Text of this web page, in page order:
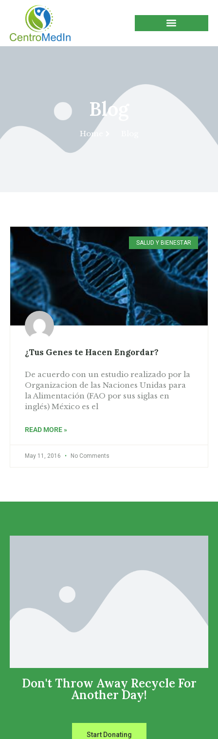
Blog
Home
SALUD Y BIENESTAR
¿Tus Genes te Hacen Engordar?
De acuerdo con un estudio realizado por la
Organizacion de las Naciones Unidas para
la Alimentación (FAO por sus siglas en
inglés) México es el
READ MORE »
May 11, 2016 No Comments
Don't Throw Away Recycle For
Another Day!
Start Donating